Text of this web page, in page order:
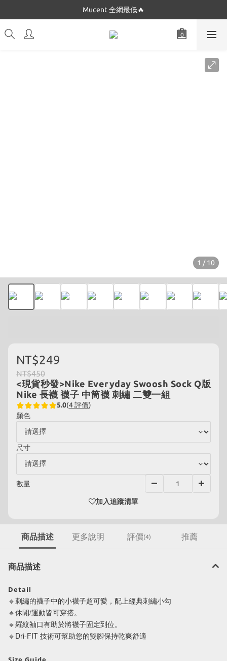
Dickies 最低$280起🔥
Mucent 全網最低🔥
Dickies 最低$280起🔥
1 / 10
NT$249
NT$450
<現貨秒發>Nike Everyday Swoosh Sock Q版
Nike 長襪 襪子 中筒襪 刺繡 二雙一組
5.0(4 評價)
顏色
尺寸
數量
加入追蹤清單
商品描述 更多說明 評價(4) 推薦
商品描述
Detail
🔹刺繡的襪子中的小襪子超可愛，配上經典刺繡小勾
🔹休閒/運動皆可穿搭。
🔹羅紋袖口有助於將襪子固定到位。
🔹Dri-FIT 技術可幫助您的雙腳保持乾爽舒適